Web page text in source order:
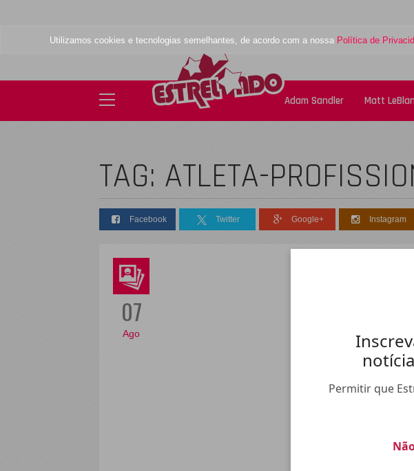
Permitir que
Utilizamos cookies e tecnologias semelhantes, de acordo com a nossa Política de
Adam Sandler Matt
TAG: ATLETA-
Facebook Twitter Google+ Instagram
07
Ago